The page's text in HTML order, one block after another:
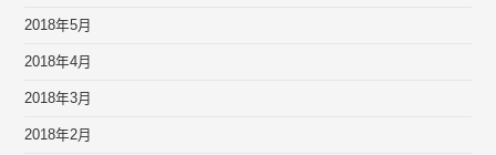
2018年5月
2018年4月
2018年3月
2018年2月